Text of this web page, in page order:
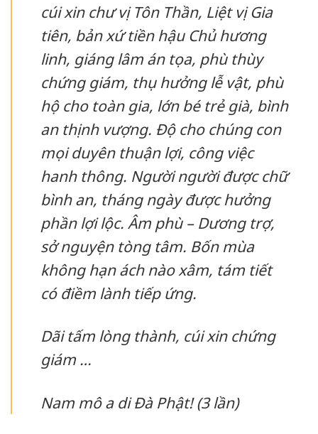
cúi xin chư vị Tôn Thần, Liệt vị Gia
tiên, bản xứ tiền hậu Chủ hương
linh, giáng lâm án tọa, phù thùy
chứng giám, thụ hưởng lễ vật, phù
hộ cho toàn gia, lớn bé trẻ già, bình
an thịnh vượng. Độ cho chúng con
mọi duyên thuận lợi, công việc
hanh thông. Người người được chữ
bình an, tháng ngày được hưởng
phần lợi lộc. Âm phù – Dương trợ,
sở nguyện tòng tâm. Bốn mùa
không hạn ách nào xâm, tám tiết
có điềm lành tiếp ứng.
Dãi tấm lòng thành, cúi xin chứng
giám …
Nam mô a di Đà Phật! (3 lần)